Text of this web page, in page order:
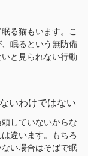
る猫もいます。こ
眠るという無防備
と見られない行動
いわけではない
していないからな
違います。もちろ
い場合はそばで眠